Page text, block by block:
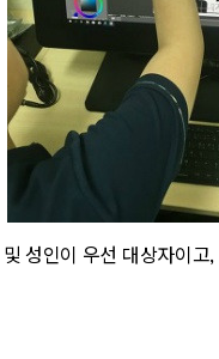
성인이 우선 대상자이고,